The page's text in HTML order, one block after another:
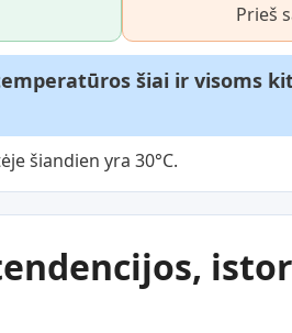
Prieš
šiai ir visoms
šiandien yra 30°C.